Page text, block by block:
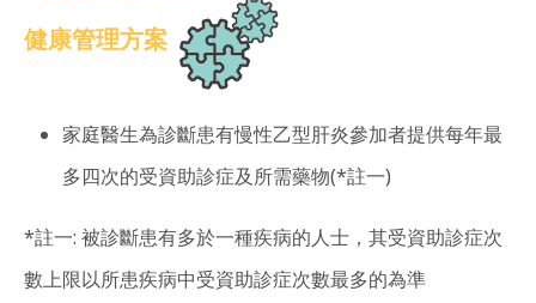
健康管理方案
家庭醫生為診斷患有慢性乙型肝炎參加者提供每年最
多四次的受資助診症及所需藥物(*註一)
*註一: 被診斷患有多於一種疾病的人士，其受資助診症次
數上限以所患疾病中受資助診症次數最多的為準